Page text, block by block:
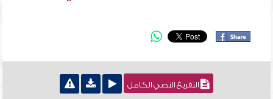
التفريغ النصي الكامل